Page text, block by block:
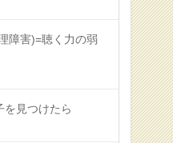
障害)=聴く力の弱
を見つけたら